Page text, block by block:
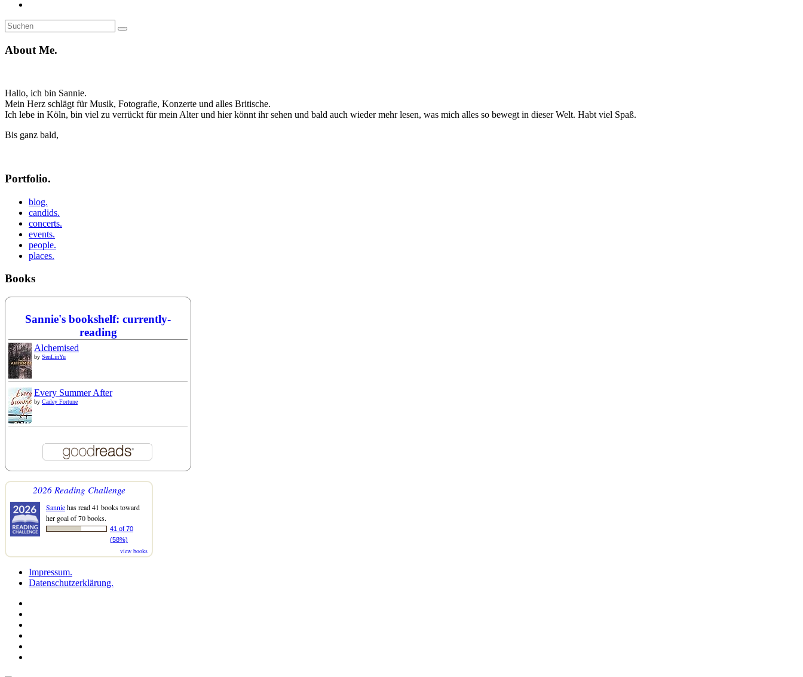
Suche
nach:
Suchen
About Me.
Hallo, ich bin Sannie.
Mein Herz schlägt für Musik, Fotografie, Konzerte und alles Britische.
Ich lebe in Köln, bin viel zu verrückt für mein Alter und hier könnt ihr sehen und bald auch wieder mehr lesen, was mich alles so bewegt in dieser Welt. Habt viel Spaß.
Bis ganz bald,
Portfolio.
blog.
candids.
concerts.
events.
people.
places.
Books
Sannie's bookshelf: currently-
reading
Alchemised
by SenLinYu
Every Summer After
by Carley Fortune
2026 Reading Challenge
Sanniehas read 41 books toward
her goal of 70 books.
41 of 70
(58%)
view books
Impressum.
Datenschutzerklärung.